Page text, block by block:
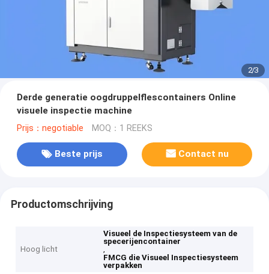
2/3
Derde generatie oogdruppelflescontainers Online
visuele inspectie machine
Prijs：negotiable MOQ：1 REEKS
Beste prijs Contact nu
Productomschrijving
Hoog licht
Visueel de Inspectiesysteem van de
specerijencontainer
,
FMCG die Visueel Inspectiesysteem
verpakken